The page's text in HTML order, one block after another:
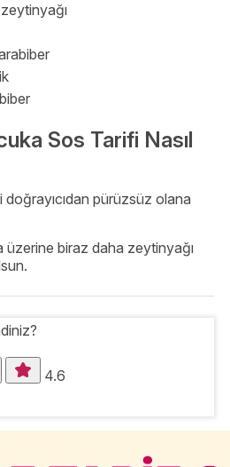
zeytinyağı
Sos Tarifi Nasıl
doğrayıcıdan pürüzsüz olana
üzerine biraz daha zeytinyağı
4.6